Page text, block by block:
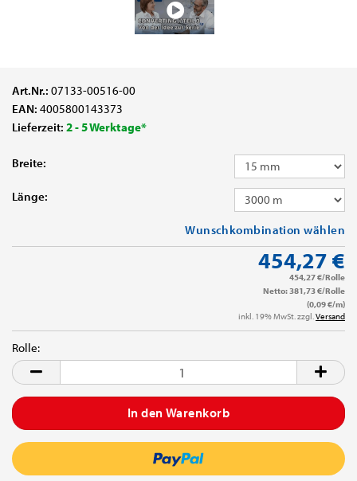
Art.Nr.: 07133-00516-00
EAN: 4005800143373
Lieferzeit: 2 - 5 Werktage*
Breite:
Länge:
Wunschkombination wählen
454,27 €
454,27 €/Rolle
Netto: 381,73 €/Rolle
(0,09 €/m)
inkl. 19% MwSt. zzgl. Versand
Rolle:
Rolle